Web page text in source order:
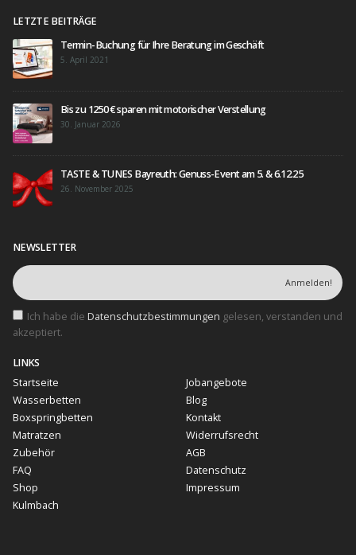
LETZTE BEITRÄGE
Termin-Buchung für Ihre Beratung im Geschäft
5. April 2021
Bis zu 1250 € sparen mit motorischer Verstellung
30. Januar 2026
TASTE & TUNES Bayreuth: Genuss-Event am 5. & 6.12.25
26. November 2025
NEWSLETTER
Ich habe die Datenschutzbestimmungen gelesen, verstanden und
akzeptiert.
LINKS
Startseite
Wasserbetten
Boxspringbetten
Matratzen
Zubehör
FAQ
Shop
Kulmbach
Jobangebote
Blog
Kontakt
Widerrufsrecht
AGB
Datenschutz
Impressum